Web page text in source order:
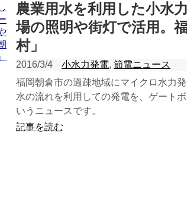
農業用水を利用した小水
場の照明や街灯で活用。
村」
2016/3/4 小水力発電,節電ニュース
福岡朝倉市の過疎地域にマイクロ水力
水の流れを利用しての発電を、ゲート
いうニュースです。
記事を読む